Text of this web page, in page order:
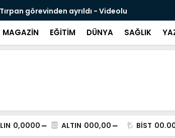
Kaynağı İçin Milli Yetkinlik Hamlesi
MAGAZİN EĞİTİM DÜNYA SAĞLIK
0,0000 ALTIN 000,00 BİST